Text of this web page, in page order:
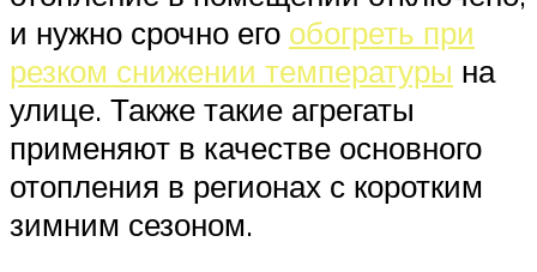
и нужно срочно его обогреть при
резком снижении температуры на
улице. Также такие агрегаты
применяют в качестве основного
отопления в регионах с коротким
зимним сезоном.